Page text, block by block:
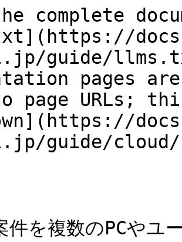
complete
guide/
pages
page URLs;
guide/
を複数のPCやユ